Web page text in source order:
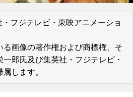
フジテレビ・東映アニメーショ
画像の著作権および商標権、そ
郎氏及び集英社・フジテレビ・
します。